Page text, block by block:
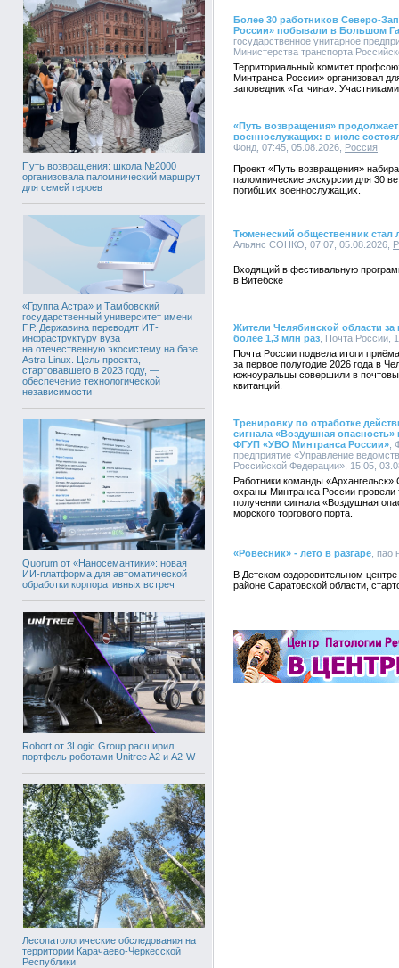
Путь возвращения: школа №2000
организовала паломнический маршрут
для семей героев
«Группа Астра» и Тамбовский
государственный университет имени
Г.Р. Державина переводят ИТ-
инфраструктуру вуза
на отечественную экосистему на базе
Astra Linux. Цель проекта,
стартовавшего в 2023 году, —
обеспечение технологической
независимости
Quorum от «Наносемантики»: новая
ИИ-платформа для автоматической
обработки корпоративных встреч
Robort от 3Logic Group расширил
портфель роботами Unitree A2 и A2-W
Лесопатологические обследования на
территории Карачаево-Черкесской
Республики
Более 30 работников Северо-
России» побывали в Большом
государственное унитарное
Министерства транспорта
Территориальный комитет
Минтранса России» организовал
заповедник «Гатчина».
«Путь возвращения»
военнослужащих: в июле
Фонд, 07:45, 05.08.2026, Россия
Проект «Путь возвращения»
паломнические экскурсии для 30
погибших военнослужащих.
Тюменеский общественник стал
Альянс СОНКО, 07:07, 05.08.2026,
Входящий в фестивальную
в Витебске
Жители Челябинской области
более 1,3 млн раз , Почта России,
Почта России подвела итоги
за первое полугодие 2026 года в
южноуральцы совершили в
квитанций.
Тренировку по отработке
сигнала «Воздушная
ФГУП «УВО Минтранса России» ,
предприятие «Управление
Российской Федерации», 15:05,
Работники команды
охраны Минтранса России провели
получении сигнала «Воздушная
морского торгового порта.
«Ровесник» - лето в разгаре ,
В Детском оздоровительном
районе Саратовской области,